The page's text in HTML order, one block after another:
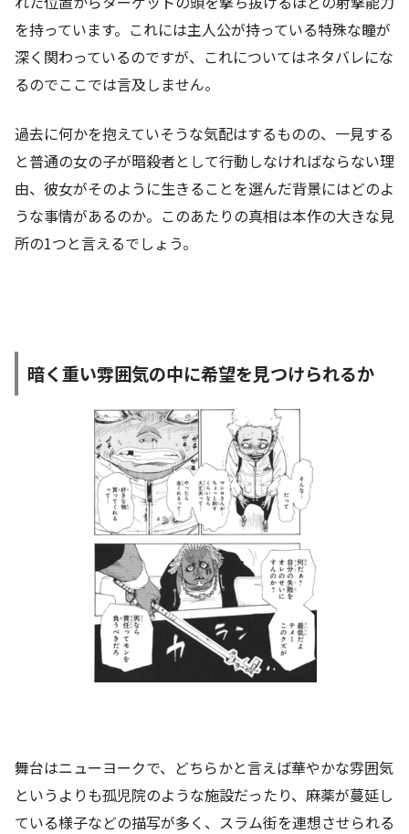
を持っています。これには主人公が持っている特殊な瞳が
深く関わっているのですが、これについてはネタバレにな
るのでここでは言及しません。
過去に何かを抱えていそうな気配はするものの、一見する
と普通の女の子が暗殺者として行動しなければならない理
由、彼女がそのように生きることを選んだ背景にはどのよ
うな事情があるのか。このあたりの真相は本作の大きな見
所の1つと言えるでしょう。
暗く重い雰囲気の中に希望を見つけられるか
舞台はニューヨークで、どちらかと言えば華やかな雰囲気
というよりも孤児院のような施設だったり、麻薬が蔓延し
ている様子などの描写が多く、スラム街を連想させられる